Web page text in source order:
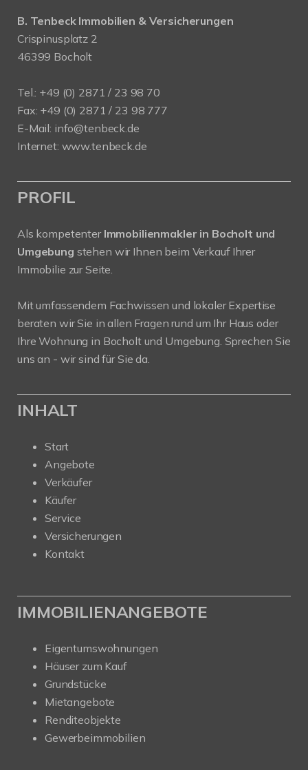
B. Tenbeck Immobilien & Versicherungen
Crispinusplatz 2
46399 Bocholt
Tel.: +49 (0) 2871 / 23 98 70
Fax: +49 (0) 2871 / 23 98 777
E-Mail: info@tenbeck.de
Internet: www.tenbeck.de
PROFIL
Als kompetenter Immobilienmakler in Bocholt und
Umgebung stehen wir Ihnen beim Verkauf Ihrer
Immobilie zur Seite.
Mit umfassendem Fachwissen und lokaler Expertise
beraten wir Sie in allen Fragen rund um Ihr Haus oder
Ihre Wohnung in Bocholt und Umgebung. Sprechen Sie
uns an - wir sind für Sie da.
INHALT
Start
Angebote
Verkäufer
Käufer
Service
Versicherungen
Kontakt
IMMOBILIENANGEBOTE
Eigentumswohnungen
Häuser zum Kauf
Grundstücke
Mietangebote
Renditeobjekte
Gewerbeimmobilien